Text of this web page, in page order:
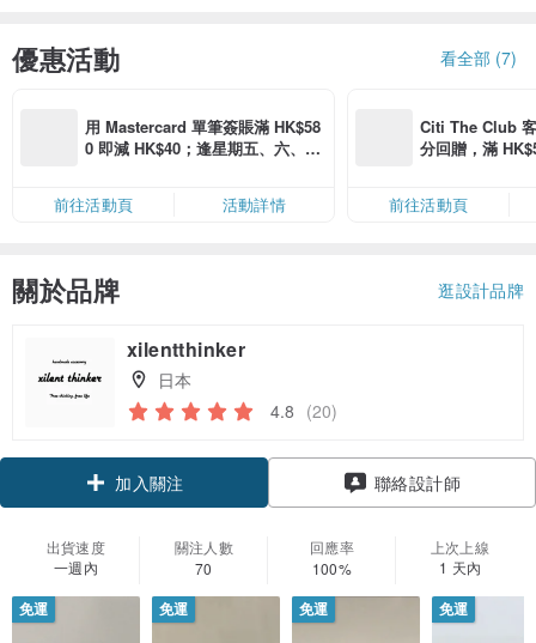
優惠活動 看全部 (7)
用 Mastercard 單筆簽賬滿 HK$58
0 即減 HK$40；逢星期五、六、日
卡」結帳）
前往活動頁 活動詳情
Citi The Club
分回贈，滿
前往活動頁
關於品牌 逛設計品牌
xilentthinker
日本
4.8 (20)
加入關注 聯絡設計師
出貨速度
一週內
關注人數
70
回應率
100%
上次上線
1 天內
免運 免運 免運 免運